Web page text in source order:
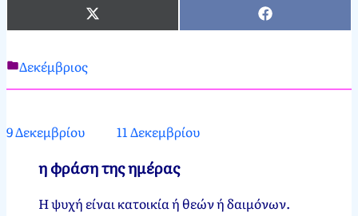
X
(Twitter)
Facebook
Νεκτάριος
10
2012
Δεκεμβρίου,
Δεκέμβριος
9 Δεκεμβρίου 11 Δεκεμβρίου
η φράση της ημέρας
Η ψυχή είναι κατοικία ή θεών ή δαιμόνων.